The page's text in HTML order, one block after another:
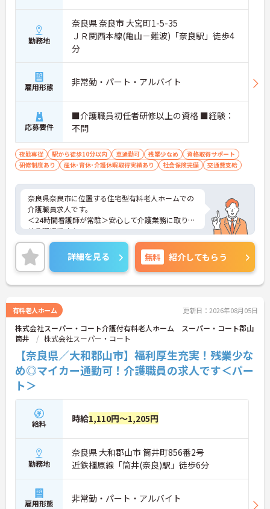
勤務地
奈良県 奈良市 大宮町1-5-35
ＪＲ関西本線(亀山－難波)「奈良駅」徒歩4
分
雇用形態 非常勤・パート・アルバイト
応募要件
■介護職員初任者研修以上の資格 ■経験：
不問
夜勤専従 駅から徒歩10分以内 車通勤可 残業少なめ
資格取得サポート
研修制度あり
産休･育休･介護休暇取得実績あり 社会保険完備 交通費支給
奈良県奈良市に位置する住宅型有料老人ホームでの
介護職員求人です。
＜24時間看護師が常駐＞安心して介護業務に取り組
める環境です！
＜夜勤専従＞日中の時間を有効活用したい方にもお
すすめです。
＜資格を活かす＞入居者様が安心・安全でいきいき
と生活していけるようサポートされています。
ご興味のある方には、面接対策ポイント等、さらに
詳細を見る 無料 紹介してもらう
有料老人ホーム 更新日：2026年08月05日
株式会社スーパー・コート介護付有料老人ホーム スーパー・コート郡山
筒井
株式会社スーパー・コート
【奈良県／大和郡山市】福利厚生充実！残業少な
め◎マイカー通勤可！介護職員の求人です＜パー
ト＞
給料 時給1,110円～1,205円
勤務地
奈良県 大和郡山市 筒井町856番2号
近鉄橿原線「筒井(奈良)駅」徒歩6分
雇用形態 非常勤・パート・アルバイト